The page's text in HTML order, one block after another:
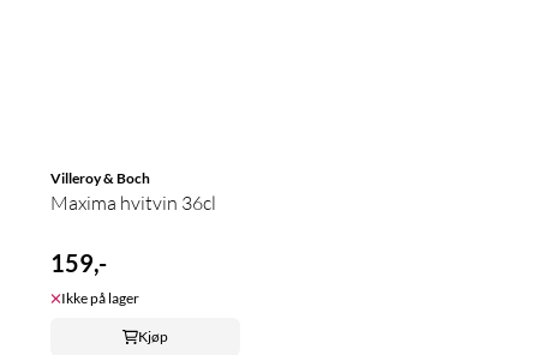
Villeroy & Boch
Maxima hvitvin 36cl
159,-
Ikke på lager
Kjøp